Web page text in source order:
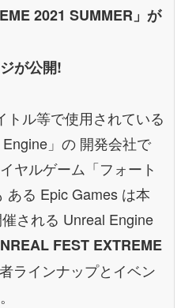
2021 SUMMER」が
が公開!
ル等で使用されている
」の 開発会社で
ヤルゲーム「フォート
ある Epic Games は本
される Unreal Engine
FEST EXTREME
ラインナップとイベン